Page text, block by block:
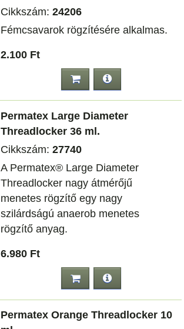
Cikkszám: 24206
Fémcsavarok rögzítésére alkalmas.
2.100 Ft
Permatex Large Diameter
Threadlocker 36 ml.
Cikkszám: 27740
A Permatex® Large Diameter
Threadlocker nagy átmérőjű
menetes rögzítő egy nagy
szilárdságú anaerob menetes
rögzítő anyag.
6.980 Ft
Permatex Orange Threadlocker 10